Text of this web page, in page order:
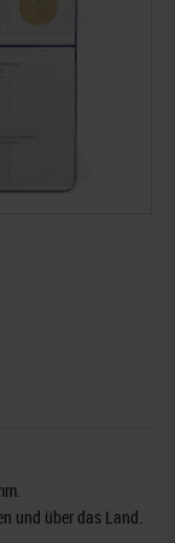
und über das Land.